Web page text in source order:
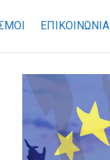
ΕΠΙΚΟΙΝΩΝΊΑ